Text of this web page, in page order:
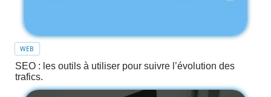
WEB
SEO : les outils à utiliser pour suivre l’évolution des
trafics.